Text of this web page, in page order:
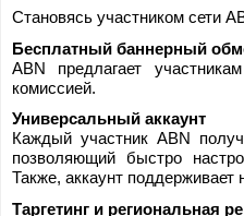
Становясь участником сети
Бесплатный баннерный
ABN предлагает
комиссией.
Универсальный аккаунт
Каждый участник ABN
позволяющий быстро
Также, аккаунт поддерживает
Таргетинг и региональная